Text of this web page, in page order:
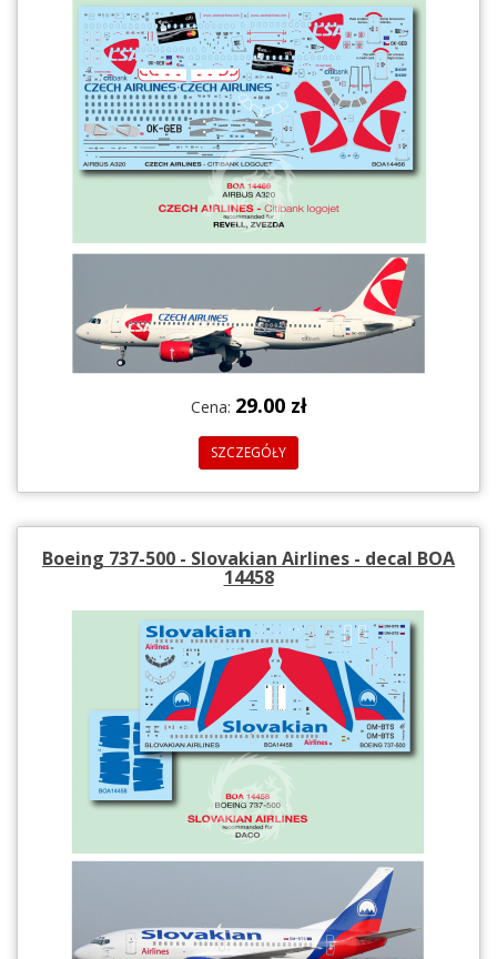
Cena: 29.00 zł
SZCZEGÓŁY
Boeing 737-500 - Slovakian Airlines - decal BOA
14458